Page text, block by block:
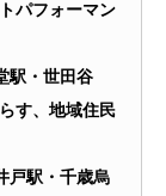
パフォーマン
駅・世田谷
す、地域住民
戸駅・千歳烏